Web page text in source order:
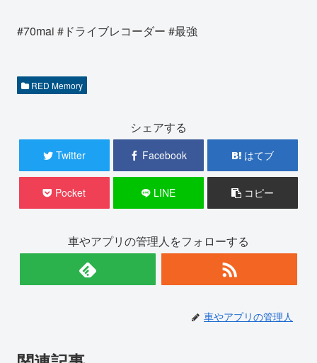
#70mai #ドライブレコーダー #最強
RED Memory
シェアする
Twitter Facebook はてブ
Pocket LINE コピー
車やアプリの管理人をフォローする
車やアプリの管理人